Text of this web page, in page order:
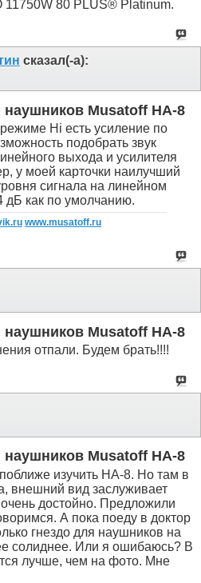
11750W 80 PLUS® Platinum.
сказал(-а):
наушников Musatoff HA-8
Hi есть усиление по
подобрать звук
выхода и усилителя
у моей карточки наилучший
сигнала на линейном
дБ как по умолчанию.
www.musatoff.ru
наушников Musatoff HA-8
отпали. Будем брать!!!!
наушников Musatoff HA-8
изучить НА-8. Но там в
внешний вид заслуживает
достойно. Предложили
А пока поеду в доктор
гнездо для наушников на
солиднее. Или я ошибаюсь? В
лучше, чем на фото. Мне